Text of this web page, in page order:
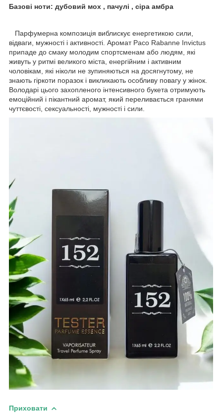
Базові ноти: дубовий мох , пачулі , сіра амбра
Парфумерна композиція виблискує енергетикою сили,
відваги, мужності і активності. Аромат Paco Rabanne Invictus
припаде до смаку молодим спортсменам або людям, які
живуть у ритмі великого міста, енергійним і активним
чоловікам, які ніколи не зупиняються на досягнутому, не
знають гіркоти поразок і викликають особливу повагу у жінок.
Володарі цього захопленого інтенсивного букета отримують
емоційний і пікантний аромат, який переливається гранями
чуттєвості, сексуальності, мужності і сили.
Приховати